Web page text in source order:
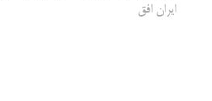
ایران افق